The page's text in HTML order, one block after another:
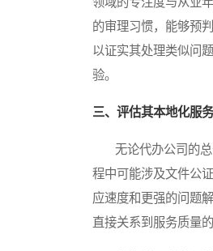
的审理习惯，能够预
以证实其处理类似问
验。
三、评估其本地化服
无论代办公司的总
程中可能涉及文件公
应速度和更强的问题
直接关系到服务质量